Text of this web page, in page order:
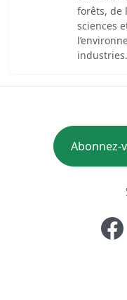
forêts, de
sciences
industries.
Abonnez-